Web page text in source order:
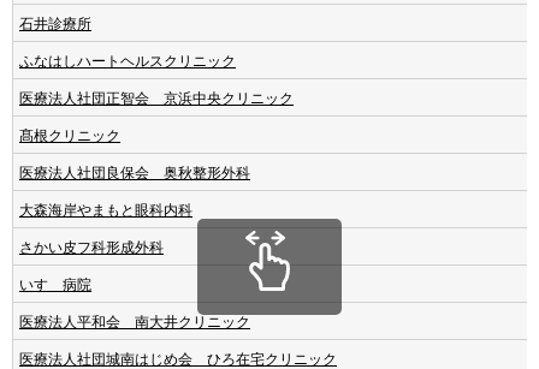
石井診療所
ふなはしハートヘルスクリニック
医療法人社団正智会 京浜中央クリニック
髙根クリニック
医療法人社団良保会 奥秋整形外科
大森海岸やまもと眼科内科
さかい皮フ科形成外科
いすゞ病院
医療法人平和会 南大井クリニック
医療法人社団城南はじめ会 ひろ在宅クリニック